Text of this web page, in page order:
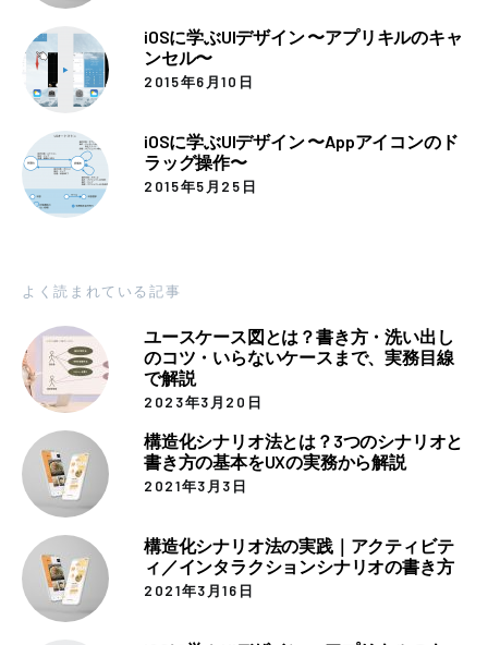
iOSに学ぶUIデザイン 〜アプリキルのキャ
ンセル〜
2015年6月10日
iOSに学ぶUIデザイン 〜Appアイコンのド
ラッグ操作〜
2015年5月25日
よく読まれている記事
ユースケース図とは？書き方・洗い出し
のコツ・いらないケースまで、実務目線
で解説
2023年3月20日
構造化シナリオ法とは？3つのシナリオと
書き方の基本をUXの実務から解説
2021年3月3日
構造化シナリオ法の実践｜アクティビテ
ィ／インタラクションシナリオの書き方
2021年3月16日